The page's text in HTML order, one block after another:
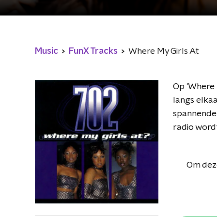
Music FunX Tracks Where My Girls At
Op 'Where
langs
radio
Om